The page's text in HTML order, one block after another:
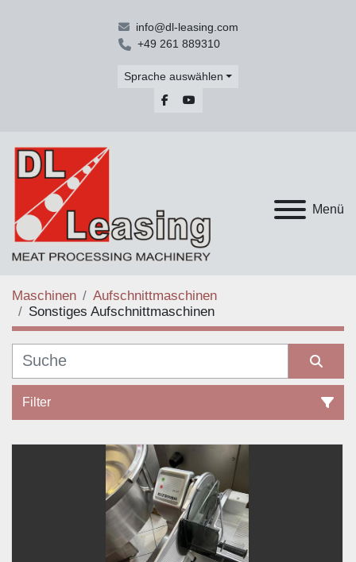
info@dl-leasing.com
+49 261 889310
Sprache auswählen
facebookyoutube
Menü
Maschinen
Aufschnittmaschinen
Sonstiges Aufschnittmaschinen
Filter
Sonstiges Aufschnittmaschinen (2)
Sortieren nach